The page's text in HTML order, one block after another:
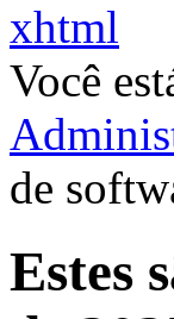
xhtml
Você
de
Estes